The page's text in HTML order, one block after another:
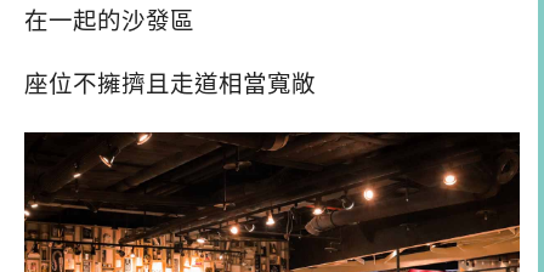
在一起的沙發區
座位不擁擠且走道相當寬敞